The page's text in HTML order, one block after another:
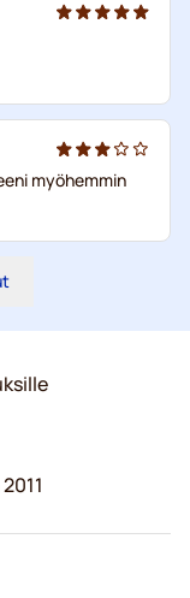
myöhemmin